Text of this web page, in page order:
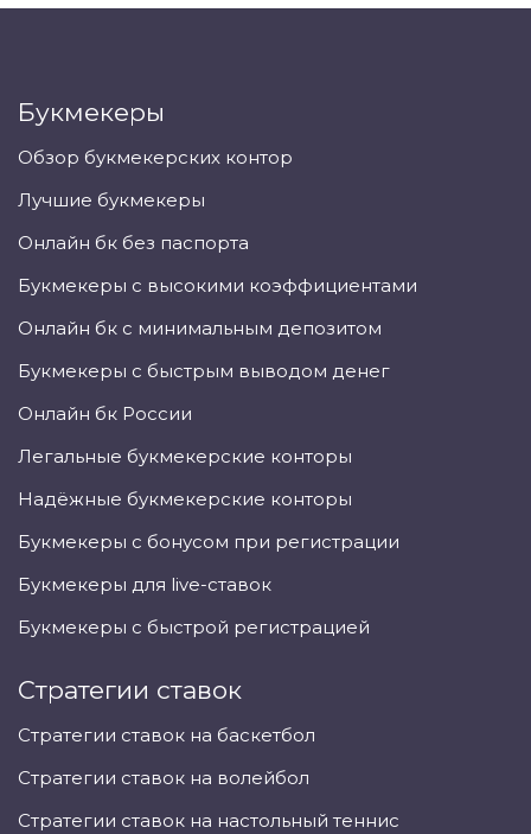
Букмекеры
Обзор букмекерских контор
Лучшие букмекеры
Онлайн бк без паспорта
Букмекеры с высокими коэффициентами
Онлайн бк с минимальным депозитом
Букмекеры с быстрым выводом денег
Онлайн бк России
Легальные букмекерские конторы
Надёжные букмекерские конторы
Букмекеры с бонусом при регистрации
Букмекеры для live-ставок
Букмекеры с быстрой регистрацией
Стратегии ставок
Стратегии ставок на баскетбол
Стратегии ставок на волейбол
Стратегии ставок на настольный теннис